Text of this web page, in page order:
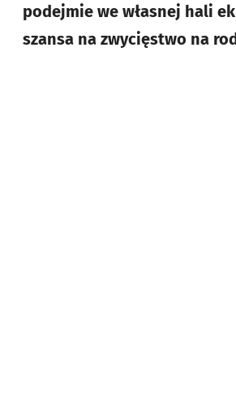
podejmie we własnej hali
szansa na zwycięstwo na